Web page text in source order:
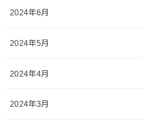
2024年6月
2024年5月
2024年4月
2024年3月